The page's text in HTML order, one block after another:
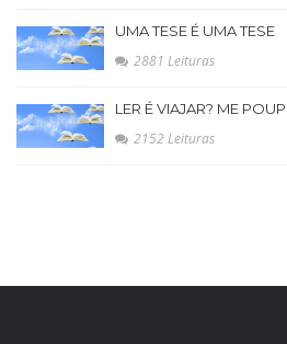
UMA TESE É UMA TESE
2881 Leituras
LER É VIAJAR? ME
2152 Leituras